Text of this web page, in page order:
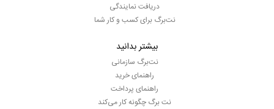
دریافت نمایندگی
نت‌برگ برای کسب و کار شما
بیشتر بدانید
نت‌برگ سازمانی
راهنمای خرید
راهنمای پرداخت
نت برگ چگونه کار می‌کند